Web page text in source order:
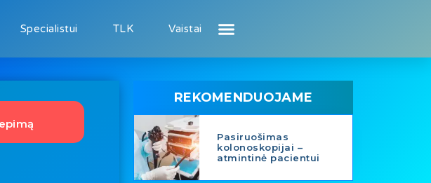
Specialistui TLK Vaistai
REKOMENDUOJAME
Pasiruošimas
kolonoskopijai –
atmintinė pacientui